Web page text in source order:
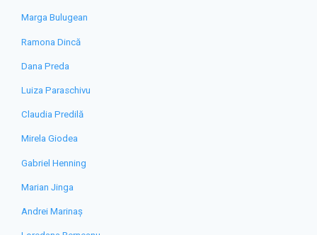
Marga Bulugean
Ramona Dincă
Dana Preda
Luiza Paraschivu
Claudia Predilă
Mirela Giodea
Gabriel Henning
Marian Jinga
Andrei Marinaș